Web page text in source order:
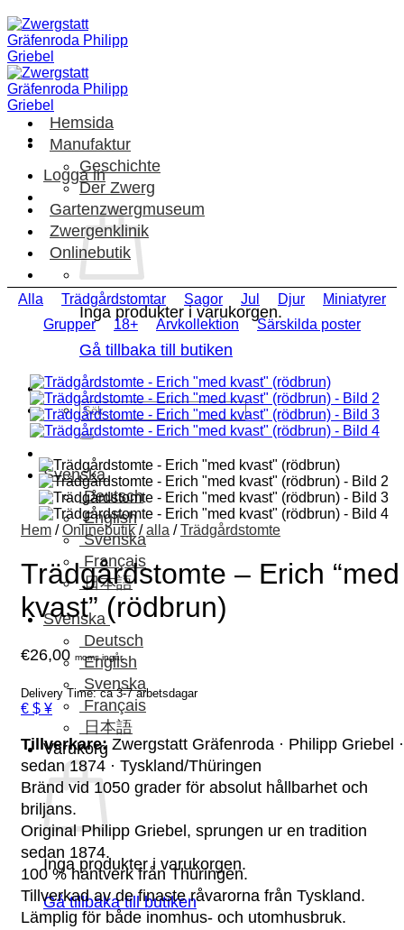
Skip
to
content
Logga in
Inga produkter i varukorgen.
Gå tillbaka till butiken
Sök
efter:
Svenska
Deutsch
English
Svenska
Français
日本語
Svenska
Deutsch
English
Svenska
Français
日本語
Varukorg
Inga produkter i varukorgen.
Gå tillbaka till butiken
Hemsida
Manufaktur
Geschichte
Der Zwerg
Gartenzwergmuseum
Zwergenklinik
Onlinebutik
Alla Trädgårdstomtar Sagor Jul Djur
Miniatyrer
Grupper
18+ Arvkollektion Särskilda poster
Hem / Onlinebutik / alla / Trädgårdstomte
Trädgårdstomte – Erich “med
kvast” (rödbrun)
€26,00 moms ingår.
Delivery Time: ca 3-7 arbetsdagar
€ $ ¥
Tillverkare: Zwergstatt Gräfenroda · Philipp Griebel ·
sedan 1874 · Tyskland/Thüringen
Bränd vid 1050 grader för absolut hållbarhet och
briljans.
Original Philipp Griebel, sprungen ur en tradition
sedan 1874.
100 % hantverk från Thüringen.
Tillverkad av de finaste råvarorna från Tyskland.
Lämplig för både inomhus- och utomhusbruk.